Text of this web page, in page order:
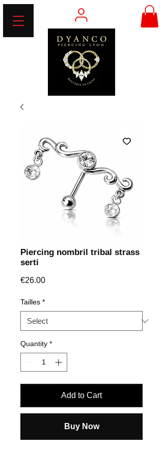
Piercing nombril tribal strass
serti
€26.00Price
Tailles *
Quantity *
Add to Cart
Buy Now